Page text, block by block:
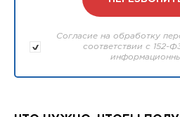
Согласие на обработку
соответствии с 152-